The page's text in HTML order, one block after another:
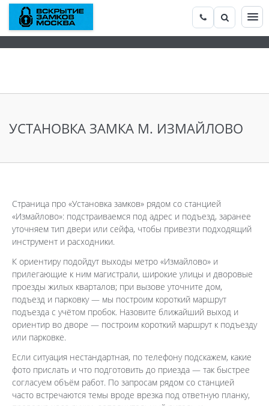
УСТАНОВКА ЗАМКА М. ИЗМАЙЛОВО
Страница про «Установка замков» рядом со станцией
«Измайлово»: подстраиваемся под адрес и подъезд, заранее
уточняем тип двери или сейфа, чтобы привезти подходящий
инструмент и расходники.
К ориентиру подойдут выходы метро «Измайлово» и
прилегающие к ним магистрали, широкие улицы и дворовые
проезды жилых кварталов; при вызове уточните дом,
подъезд и парковку — мы построим короткий маршрут
подъезда с учётом пробок. Назовите ближайший выход и
ориентир во дворе — построим короткий маршрут к подъезду
или парковке.
Если ситуация нестандартная, по телефону подскажем, какие
фото прислать и что подготовить до приезда — так быстрее
согласуем объём работ. По запросам рядом со станцией
часто встречаются темы вроде врезка под ответную планку,